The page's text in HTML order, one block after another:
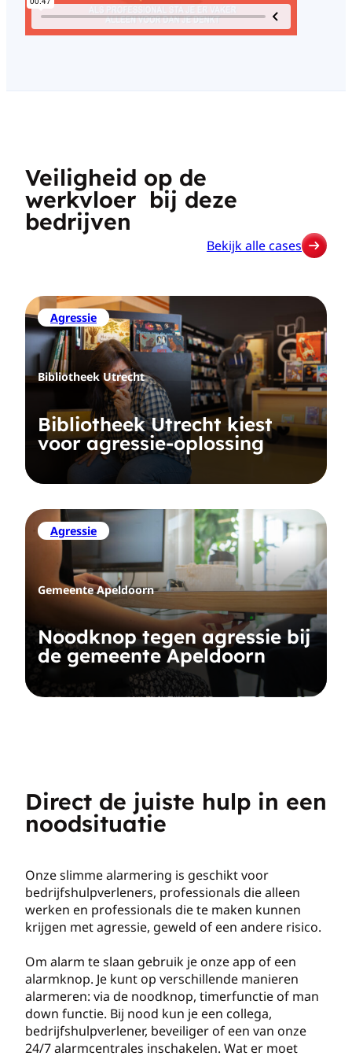
Veiligheid op de
werkvloer bij deze
bedrijven
Bekijk alle cases
Agressie
Bibliotheek Utrecht
Bibliotheek Utrecht kiest
voor agressie-oplossing
Agressie
Gemeente Apeldoorn
Noodknop tegen agressie bij
de gemeente Apeldoorn
Direct de juiste hulp in een
noodsituatie
Onze slimme alarmering is geschikt voor
bedrijfshulpverleners, professionals die alleen
werken en professionals die te maken kunnen
krijgen met agressie, geweld of een andere risico.
Om alarm te slaan gebruik je onze app of een
alarmknop. Je kunt op verschillende manieren
alarmeren: via de noodknop, timerfunctie of man
down functie. Bij nood kun je een collega,
bedrijfshulpverlener, beveiliger of een van onze
24/7 alarmcentrales inschakelen. Wat er moet